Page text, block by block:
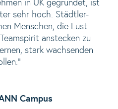
in UK gegründet, ist
sehr hoch. Städtler-
Menschen, die Lust
anstecken zu
stark wachsenden
Campus